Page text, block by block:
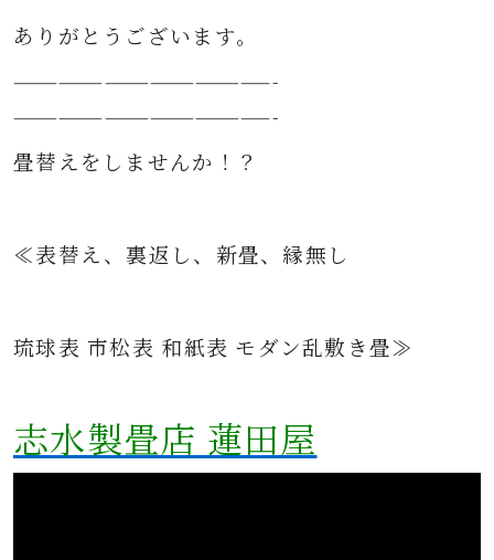
ありがとうございます。
—————————————————-
—————————————————-
畳替えをしませんか！？
≪表替え、裏返し、新畳、縁無し
琉球表 市松表 和紙表 モダン乱敷き畳≫
志水製畳店 蓮田屋